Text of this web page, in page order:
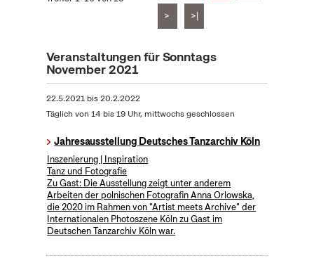
> >|
Veranstaltungen für Sonntags
November 2021
22.5.2021bis20.2.2022
Täglich von 14 bis 19 Uhr, mittwochs geschlossen
Jahresausstellung Deutsches Tanzarchiv Köln
Inszenierung | Inspiration
Tanz und Fotografie
Zu Gast: Die Ausstellung zeigt unter anderem
Arbeiten der polnischen Fotografin Anna Orlowska,
die 2020 im Rahmen von "Artist meets Archive" der
Internationalen Photoszene Köln zu Gast im
Deutschen Tanzarchiv Köln war.